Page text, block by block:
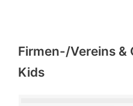
Firmen-/Vereins &
Kids